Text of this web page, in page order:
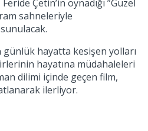
Çetin’in oynadığı ”Güzel
sahneleriyle
hayatta kesişen yolları
hayatına müdahaleleri
dilimi içinde geçen film,
ilerliyor.